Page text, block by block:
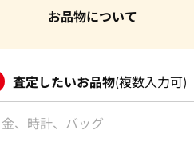
お品物について
査定したいお品物(複数入力可)